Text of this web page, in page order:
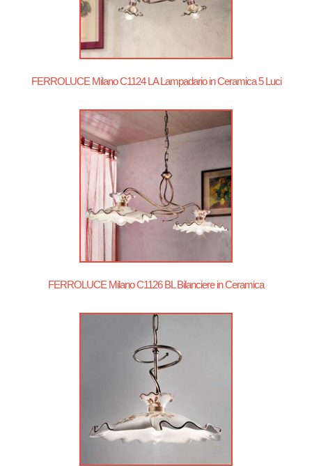
FERROLUCE Milano C1124 LA Lampadario in Ceramica 5 Luci
FERROLUCE Milano C1126 BL Bilanciere in Ceramica